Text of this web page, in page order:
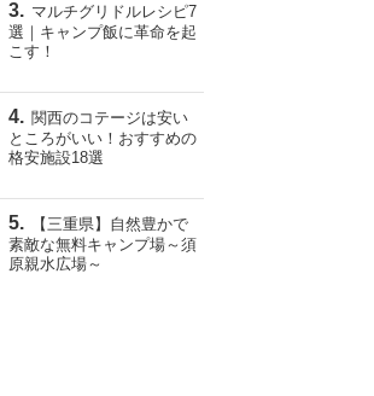
マルチグリドルレシピ7
選｜キャンプ飯に革命を起
こす！
関西のコテージは安い
ところがいい！おすすめの
格安施設18選
【三重県】自然豊かで
素敵な無料キャンプ場～須
原親水広場～